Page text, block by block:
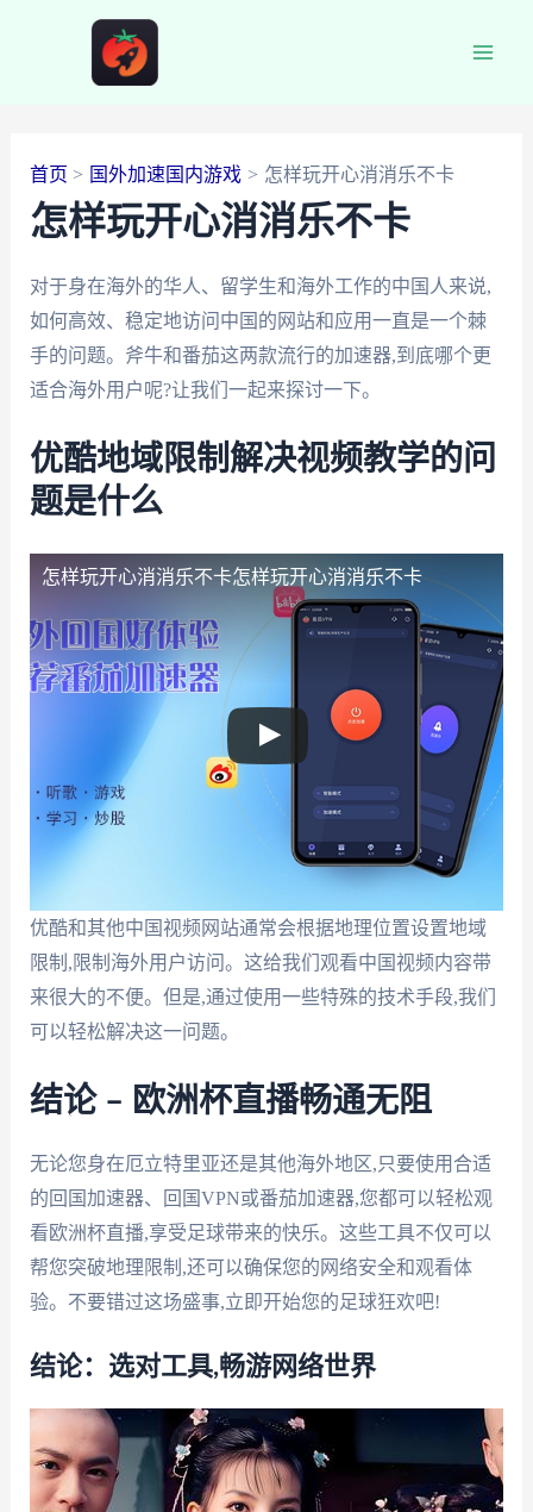
首页 国外加速国内游戏 怎样玩开心消消乐不卡
怎样玩开心消消乐不卡
对于身在海外的华人、留学生和海外工作的中国人来说,
如何高效、稳定地访问中国的网站和应用一直是一个棘
手的问题。斧牛和番茄这两款流行的加速器,到底哪个更
适合海外用户呢?让我们一起来探讨一下。
优酷地域限制解决视频教学的问
题是什么
怎样玩开心消消乐不卡怎样玩开心消消乐不卡
优酷和其他中国视频网站通常会根据地理位置设置地域
限制,限制海外用户访问。这给我们观看中国视频内容带
来很大的不便。但是,通过使用一些特殊的技术手段,我们
可以轻松解决这一问题。
结论 – 欧洲杯直播畅通无阻
无论您身在厄立特里亚还是其他海外地区,只要使用合适
的回国加速器、回国VPN或番茄加速器,您都可以轻松观
看欧洲杯直播,享受足球带来的快乐。这些工具不仅可以
帮您突破地理限制,还可以确保您的网络安全和观看体
验。不要错过这场盛事,立即开始您的足球狂欢吧!
结论：选对工具,畅游网络世界